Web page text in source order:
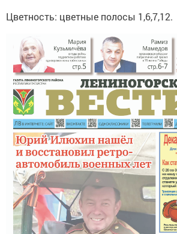
Цветность: цветные полосы 1,6,7,12.